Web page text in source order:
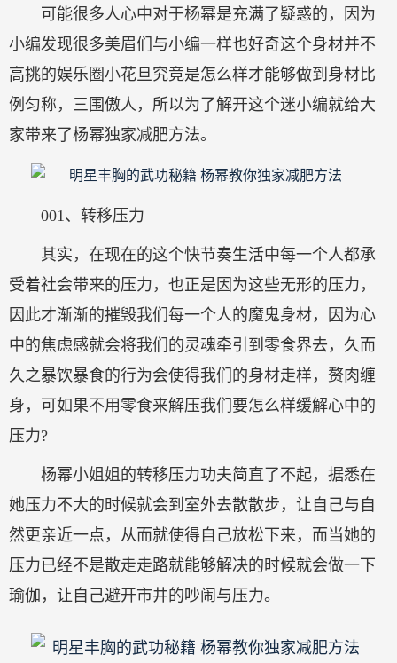
可能很多人心中对于杨幂是充满了疑惑的，因为
小编发现很多美眉们与小编一样也好奇这个身材并不
高挑的娱乐圈小花旦究竟是怎么样才能够做到身材比
例匀称，三围傲人，所以为了解开这个迷小编就给大
家带来了杨幂独家减肥方法。
001、转移压力
其实，在现在的这个快节奏生活中每一个人都承
受着社会带来的压力，也正是因为这些无形的压力，
因此才渐渐的摧毁我们每一个人的魔鬼身材，因为心
中的焦虑感就会将我们的灵魂牵引到零食界去，久而
久之暴饮暴食的行为会使得我们的身材走样，赘肉缠
身，可如果不用零食来解压我们要怎么样缓解心中的
压力?
杨幂小姐姐的转移压力功夫简直了不起，据悉在
她压力不大的时候就会到室外去散散步，让自己与自
然更亲近一点，从而就使得自己放松下来，而当她的
压力已经不是散走走路就能够解决的时候就会做一下
瑜伽，让自己避开市井的吵闹与压力。